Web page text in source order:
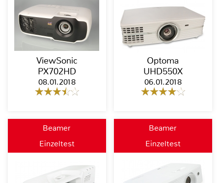
ViewSonic
PX702HD
08.01.2018
Optoma
UHD550X
06.01.2018
Beamer
Einzeltest
Beamer
Einzeltest